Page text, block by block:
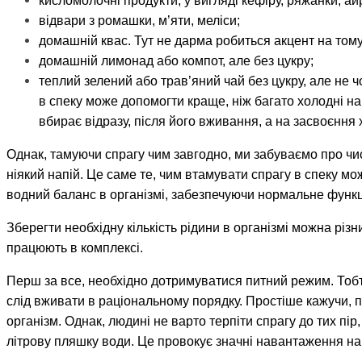
відвари з ромашки, м’яти, меліси;
домашній квас. Тут не дарма робиться акцент на
домашній лимонад або компот, але без цукру;
теплий зелений або трав’яний чай без цукру, але не
в спеку може допомогти краще, ніж багато холодні
вбирає відразу, після його вживання, а на
Однак, тамуючи спрагу чим завгодно, ми забуваємо про
ніякий напій. Це саме те, чим втамувати спрагу в спеку
водний баланс в організмі, забезпечуючи нормальне
Зберегти необхідну кількість рідини в організмі можна
працюють в комплексі.
Перш за все, необхідно дотримуватися питний режим.
слід вживати в раціональному порядку. Простіше кажучи,
організм. Однак, людині не варто терпіти спрагу до тих
літрову пляшку води. Це провокує значні навантаження на